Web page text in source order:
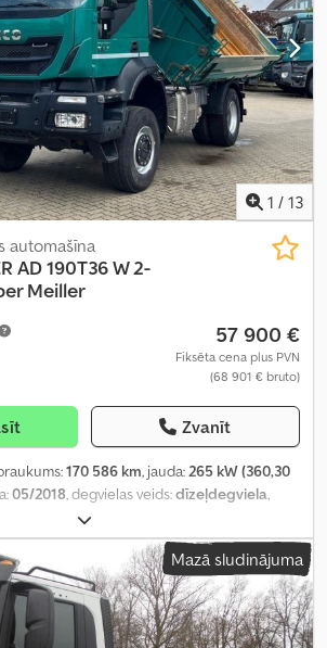
1 / 13
automašīna
AD 190T36 W 2-
Meiller
57 900 €
Fiksēta cena plus PVN
(68 901 € bruto)
Zvanīt
170 586 km, jauda:265 kW (360,30
05/2018, degvielas veids:dīzeļdegviela,
, asu konfigurācija:
, emisijas klase:Euro 6, iekraušanas
krautuves garums: 4 400 mm, iekraušanas
mm, iekraušanas telpas augstums:600 mm,
kondicionēšana, pilnpiedziņa,
Mazā sludinājuma